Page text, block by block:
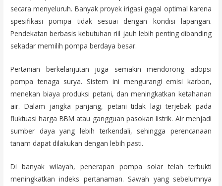
secara menyeluruh. Banyak proyek irigasi gagal optimal karena
spesifikasi pompa tidak sesuai dengan kondisi lapangan.
Pendekatan berbasis kebutuhan riil jauh lebih penting dibanding
sekadar memilih pompa berdaya besar.
Pertanian berkelanjutan juga semakin mendorong adopsi
pompa tenaga surya. Sistem ini mengurangi emisi karbon,
menekan biaya produksi petani, dan meningkatkan ketahanan
air. Dalam jangka panjang, petani tidak lagi terjebak pada
fluktuasi harga BBM atau gangguan pasokan listrik. Air menjadi
sumber daya yang lebih terkendali, sehingga perencanaan
tanam dapat dilakukan dengan lebih pasti.
Di banyak wilayah, penerapan pompa solar telah terbukti
meningkatkan indeks pertanaman. Sawah yang sebelumnya